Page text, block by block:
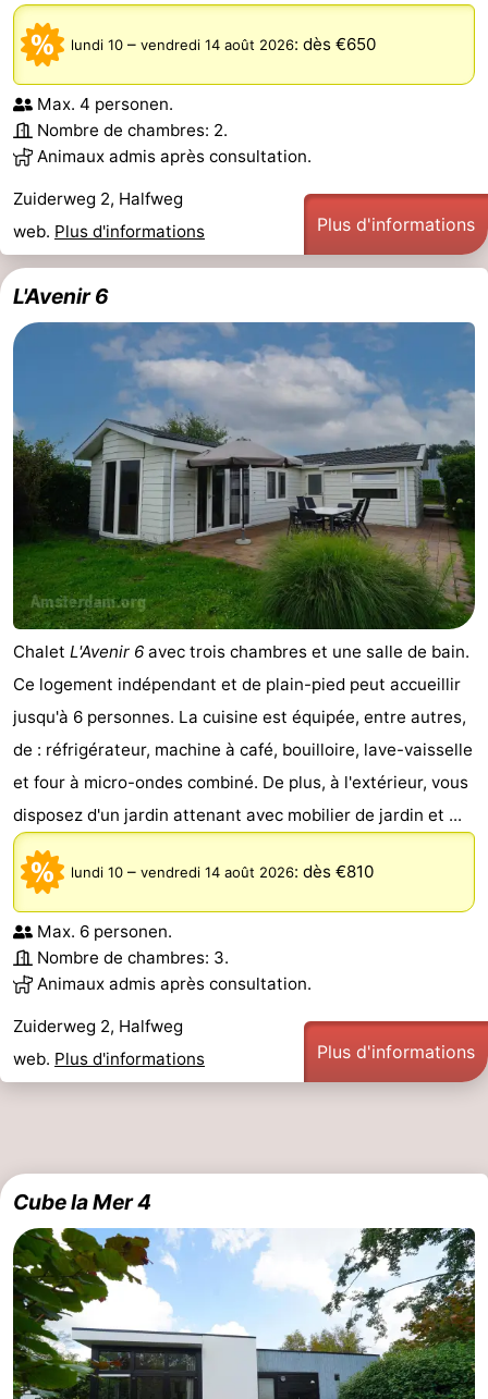
lundi 10 – vendredi 14 août 2026: dès €650
Max. 4 personen.
Nombre de chambres: 2.
Animaux admis après consultation.
Zuiderweg 2, Halfweg
web. Plus d'informations Plus d'informations
L'Avenir 6
Chalet L'Avenir 6 avec trois chambres et une salle de bain.
Ce logement indépendant et de plain-pied peut accueillir
jusqu'à 6 personnes. La cuisine est équipée, entre autres,
de : réfrigérateur, machine à café, bouilloire, lave-vaisselle
et four à micro-ondes combiné. De plus, à l'extérieur, vous
disposez d'un jardin attenant avec mobilier de jardin et ...
lundi 10 – vendredi 14 août 2026: dès €810
Max. 6 personen.
Nombre de chambres: 3.
Animaux admis après consultation.
Zuiderweg 2, Halfweg
web. Plus d'informations Plus d'informations
Cube la Mer 4